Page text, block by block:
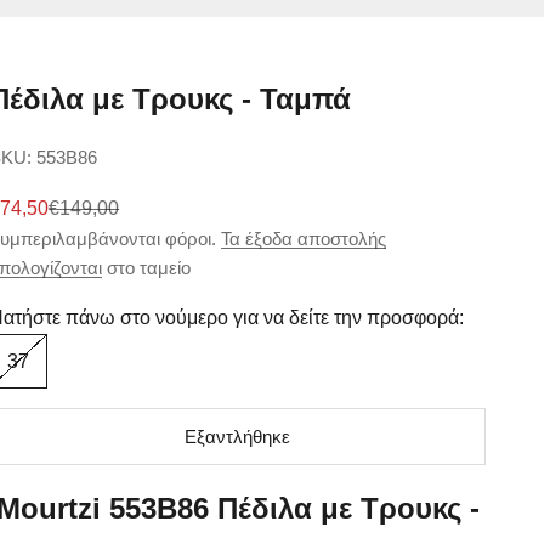
με Τρουκς - Ταμπά
553B86
πώλησης
Κανονική τιμή
€149,00
φόροι.Τα έξοδα αποστολής
στο ταμείο
πάνω στο νούμερο για να δείτε την προσφορά:
37
Εξαντλήθηκε
553B86 Πέδιλα με Τρουκς -